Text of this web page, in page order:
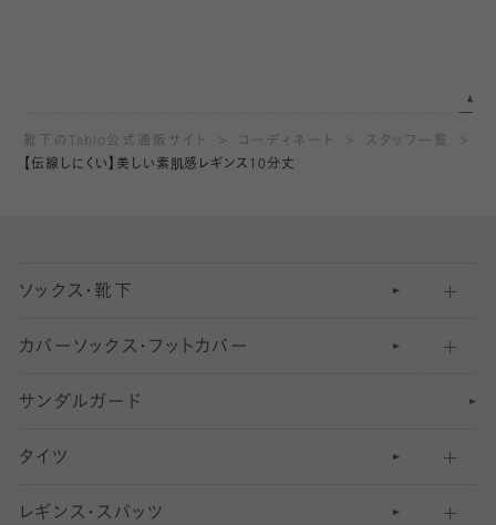
靴下のTabio公式通販サイト コーディネート
スタッフ一覧
【伝線しにくい】美しい素肌感レギンス10分丈
ソックス・靴下
五本指ソックス・靴下
足袋ソックス・靴下
無地・プレーンソックス・靴下
柄ソックス・靴下
カバーソックス・フットカバー
フットカバー・カバーソックス（深め）
フットカバー・カバーソックス（ふつう）
フットカバー・カバーソックス（浅め）
サンダルガード
タイツ
30デニール以下のタイツ（薄手タイツ）
レギンス・スパッツ